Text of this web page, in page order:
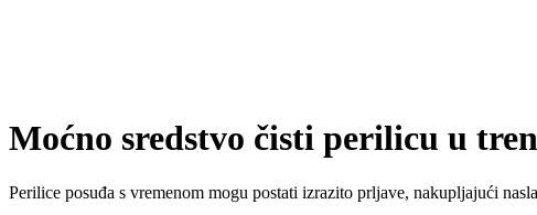
Moćno sredstvo čisti perilicu u
Perilice posuđa s vremenom mogu postati izrazito prljave, nakupljajući